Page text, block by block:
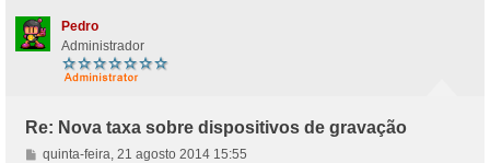
Pedro
Administrador
Re: Nova taxa sobre dispositivos de gravação
M
quinta-feira, 21 agosto 2014 15:55